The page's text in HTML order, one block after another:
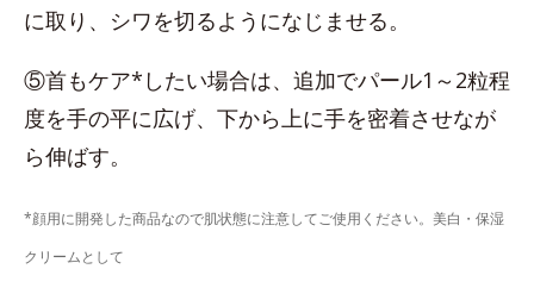
に取り、シワを切るようになじませる。
⑤首もケア*したい場合は、追加でパール1～2粒程
度を手の平に広げ、下から上に手を密着させなが
ら伸ばす。
*顔用に開発した商品なので肌状態に注意してご使用ください。美白・保湿
クリームとして